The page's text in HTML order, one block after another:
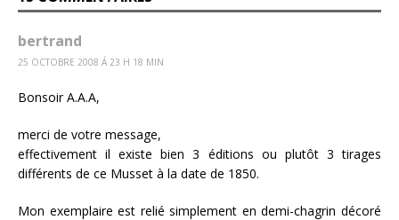
bertrand
25 OCTOBRE 2008 Á 23 H 18 MIN
Bonsoir A.A.A,
merci de votre message,
effectivement il existe bien 3 éditions ou plutôt 3 tirages
différents de ce Musset à la date de 1850.
Mon exemplaire est relié simplement en demi-chagrin décoré